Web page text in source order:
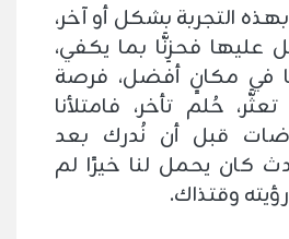
التجربة بشكل أو آخر،
فحزِنَّا بما يكفي،
في مكانٍ أفضل، فرصة
حُلم تأخر، فامتلأنا
قبل أن نُدرك بعد
كان يحمل لنا خيرًا لم
وقتذاك.